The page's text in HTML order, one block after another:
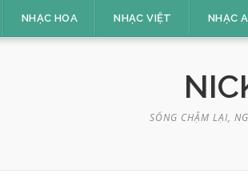
NHẠC HOA NHẠC VIỆT NHẠC
SỐNG CHẬM LẠI,